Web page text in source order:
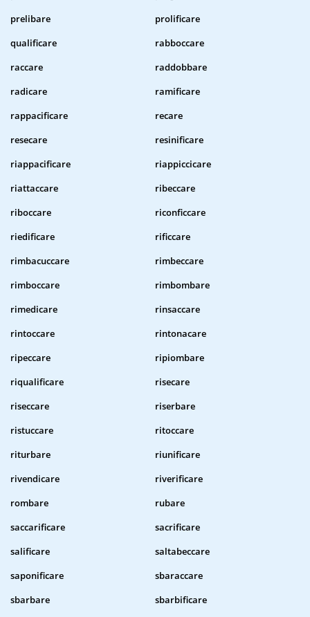
prelibare
prolificare
qualificare
rabboccare
raccare
raddobbare
radicare
ramificare
rappacificare
recare
resecare
resinificare
riappacificare
riappiccicare
riattaccare
ribeccare
riboccare
riconficcare
riedificare
rificcare
rimbacuccare
rimbeccare
rimboccare
rimbombare
rimedicare
rinsaccare
rintoccare
rintonacare
ripeccare
ripiombare
riqualificare
risecare
riseccare
riserbare
ristuccare
ritoccare
riturbare
riunificare
rivendicare
riverificare
rombare
rubare
saccarificare
sacrificare
salificare
saltabeccare
saponificare
sbaraccare
sbarbare
sbarbificare